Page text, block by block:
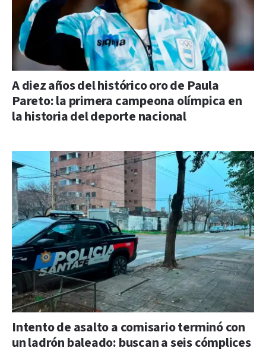
A diez años del histórico oro de Paula
Pareto: la primera campeona olímpica en
la historia del deporte nacional
Intento de asalto a comisario terminó con
un ladrón baleado: buscan a seis cómplices